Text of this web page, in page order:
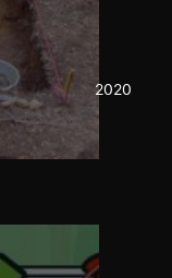
2020